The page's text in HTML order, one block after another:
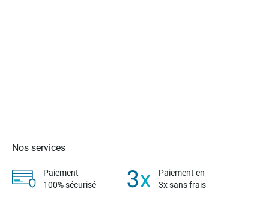
Nos services
Paiement
100% sécurisé
Paiement en
3x sans frais